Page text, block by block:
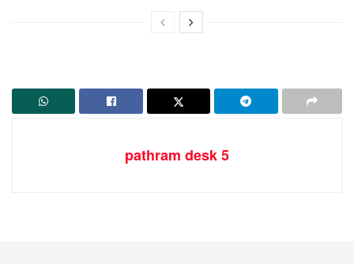
pathram desk 5